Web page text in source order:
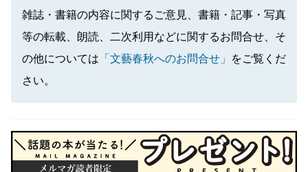
雑誌・書籍の内容に関するご意見、書籍・記事・写真
等の転載、朗読、二次利用などに関するお問合せ、そ
の他については 「文藝春秋へのお問合せ」
をご覧くだ
さい。